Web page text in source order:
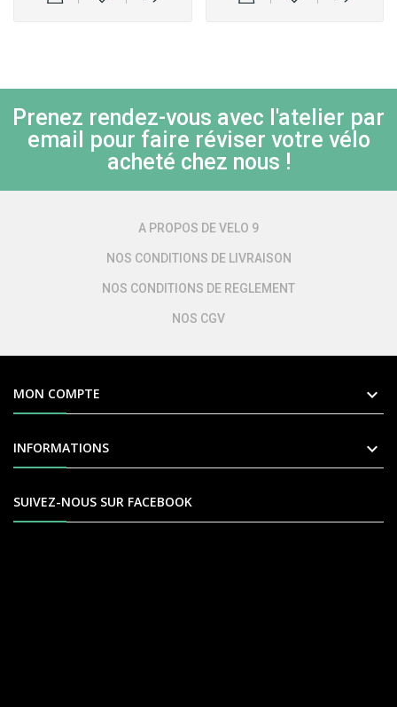
Prenez rendez-vous avec l'atelier par
email pour faire réviser votre vélo
acheté chez nous !
A PROPOS DE VELO 9
NOS CONDITIONS DE LIVRAISON
NOS CONDITIONS DE REGLEMENT
NOS CGV
MON COMPTE 
INFORMATIONS 
SUIVEZ-NOUS SUR FACEBOOK